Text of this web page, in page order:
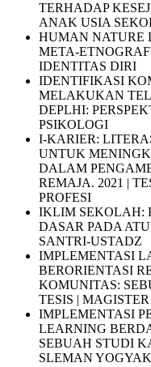
TERHADAP
ANAK USIA
HUMAN NATURE
META-
IDENTITAS DIRI
IDENTIFIKASI
MELAKUKAN
DEPLHI:
PSIKOLOGI
I-KARIER:
UNTUK
DALAM
REMAJA. 2021 |
PROFESI
IKLIM SEKOLAH:
DASAR PADA
SANTRI-USTADZ
IMPLEMENTASI
BERORIENTASI
KOMUNITAS:
TESIS |
IMPLEMENTASI
LEARNING
SEBUAH STUDI
SLEMAN